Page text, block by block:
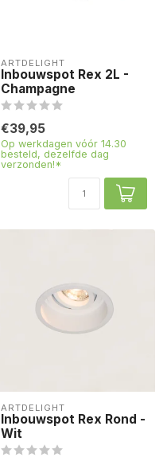
ARTDELIGHT
Inbouwspot Rex 2L -
Champagne
€39,95
Op werkdagen vóór 14.30
besteld, dezelfde dag
verzonden!*
ARTDELIGHT
Inbouwspot Rex Rond -
Wit